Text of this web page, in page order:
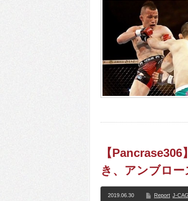
【
き、アンブロー
2019.06.30 Report J-